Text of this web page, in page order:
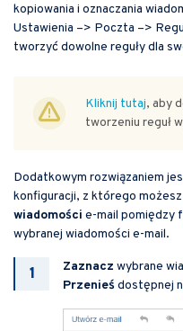
kopiowania i oznaczania
Ustawienia –> Poczta –>
tworzyć dowolne reguły dla
Kliknij tutaj, aby
tworzeniu reguł
Dodatkowym rozwiązaniem
konfiguracji, z którego
wiadomości e-mail pomiędzy
wybranej wiadomości e-mail.
Zaznacz wybrane
Przenieś dostępnej